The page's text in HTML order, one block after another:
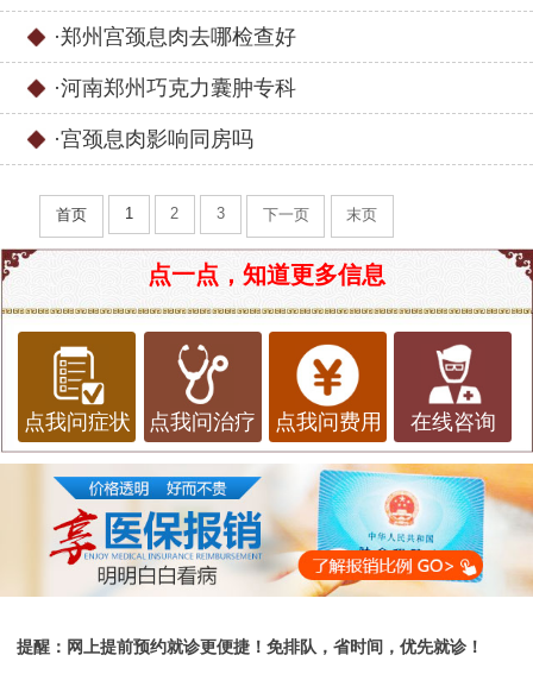
·郑州宫颈息肉去哪检查好
·河南郑州巧克力囊肿专科
·宫颈息肉影响同房吗
首页 1 2 3 下一页 末页
点一点，知道更多信息
点我问症状 点我问治疗 点我问费用 在线咨询
提醒：网上提前预约就诊更便捷！免排队，省时间，优先就诊！